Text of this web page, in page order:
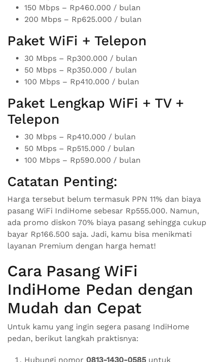
150 Mbps – Rp460.000 / bulan
200 Mbps – Rp625.000 / bulan
Paket WiFi + Telepon
30 Mbps – Rp300.000 / bulan
50 Mbps – Rp350.000 / bulan
100 Mbps – Rp410.000 / bulan
Paket Lengkap WiFi + TV +
Telepon
30 Mbps – Rp410.000 / bulan
50 Mbps – Rp515.000 / bulan
100 Mbps – Rp590.000 / bulan
Catatan Penting:
Harga tersebut belum termasuk PPN 11% dan biaya
pasang WiFi IndiHome sebesar Rp555.000. Namun,
ada promo diskon 70% biaya pasang sehingga cukup
bayar Rp166.500 saja. Jadi, kamu bisa menikmati
layanan Premium dengan harga hemat!
Cara Pasang WiFi
IndiHome Pedan dengan
Mudah dan Cepat
Untuk kamu yang ingin segera pasang IndiHome
pedan, berikut langkah praktisnya:
Hubungi nomor 0813-1430-0585 untuk